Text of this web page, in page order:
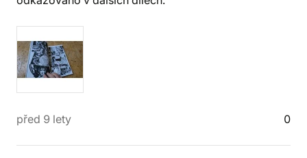
před 9 lety 0